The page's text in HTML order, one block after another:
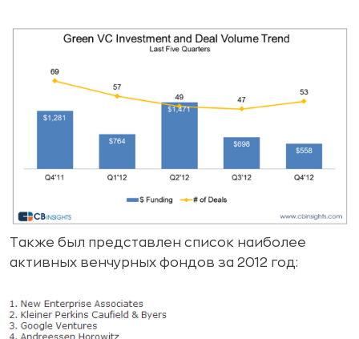
Также был представлен список наиболее
активных венчурных фондов за 2012 год: